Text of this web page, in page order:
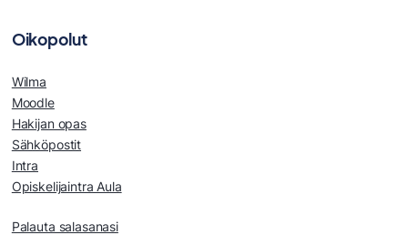
Oikopolut
Wilma
Moodle
Hakijan opas
Sähköpostit
Intra
Opiskelijaintra Aula
Palauta salasanasi